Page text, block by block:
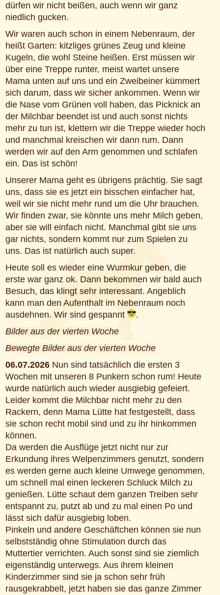
dürfen wir nicht beißen, auch wenn wir ganz
niedlich gucken.
Wir waren auch schon in einem Nebenraum, der
heißt Garten: kitzliges grünes Zeug und kleine
Kugeln, die wohl Steine heißen. Erst müssen wir
über eine Treppe runter, meist wartet unsere
Mama unten auf uns und ein Zweibeiner kümmert
sich darum, dass wir sicher ankommen. Wenn wir
die Nase vom Grünen voll haben, das Picknick an
der Milchbar beendet ist und auch sonst nichts
mehr zu tun ist, klettern wir die Treppe wieder hoch
und manchmal kreischen wir dann rum. Dann
werden wir auf den Arm genommen und schlafen
ein. Das ist schön!
Unserer Mama geht es übrigens prächtig. Sie sagt
uns, dass sie es jetzt ein bisschen einfacher hat,
weil wir sie nicht mehr rund um die Uhr brauchen.
Wir finden zwar, sie könnte uns mehr Milch geben,
aber sie will einfach nicht. Manchmal gibt sie uns
gar nichts, sondern kommt nur zum Spielen zu
uns. Das ist natürlich auch super.
Heute soll es wieder eine Wurmkur geben, die
erste war ganz ok. Dann bekommen wir bald auch
Besuch, das klingt sehr interessant. Angeblich
kann man den Aufenthalt im Nebenraum noch
ausdehnen. Wir sind gespannt
.
Bilder aus der vierten Woche
Bewegte Bilder aus der vierten Woche
06.07.2026 Nun sind tatsächlich die ersten 3
Wochen mit unseren 8 Punkern schon rum! Heute
wurde natürlich auch wieder ausgiebig gefeiert.
Leider kommt die Milchbar nicht mehr zu den
Rackern, denn Mama Lütte hat festgestellt, dass
sie schon recht mobil sind und zu ihr hinkommen
können.
Da werden die Ausflüge jetzt nicht nur zur
Erkundung ihres Welpenzimmers genutzt, sondern
es werden gerne auch kleine Umwege genommen,
um schnell mal einen leckeren Schluck Milch zu
genießen. Lütte schaut dem ganzen Treiben sehr
entspannt zu, putzt ab und zu mal einen Po und
lässt sich dafür ausgiebig loben.
Pinkeln und andere Geschäftchen können sie nun
selbstständig ohne Stimulation durch das
Muttertier verrichten. Auch sonst sind sie ziemlich
eigenständig unterwegs. Aus ihrem kleinen
Kinderzimmer sind sie ja schon sehr früh
rausgekrabbelt, jetzt haben sie das ganze Zimmer